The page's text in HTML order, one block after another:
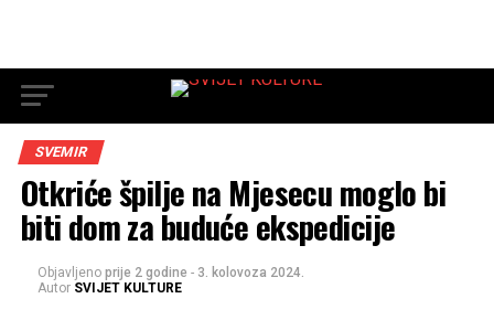
SVEMIR
Otkriće špilje na Mjesecu moglo bi
biti dom za buduće ekspedicije
Objavljeno prije 2 godine - 3. kolovoza 2024.
Autor SVIJET KULTURE